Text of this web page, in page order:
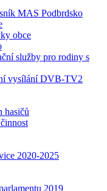
MAS Podbrdsko
obce
služby pro rodiny s
vysílání DVB-TV2
hasičů
2020-2025
2019